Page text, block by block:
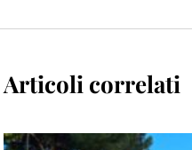
Articoli correlati